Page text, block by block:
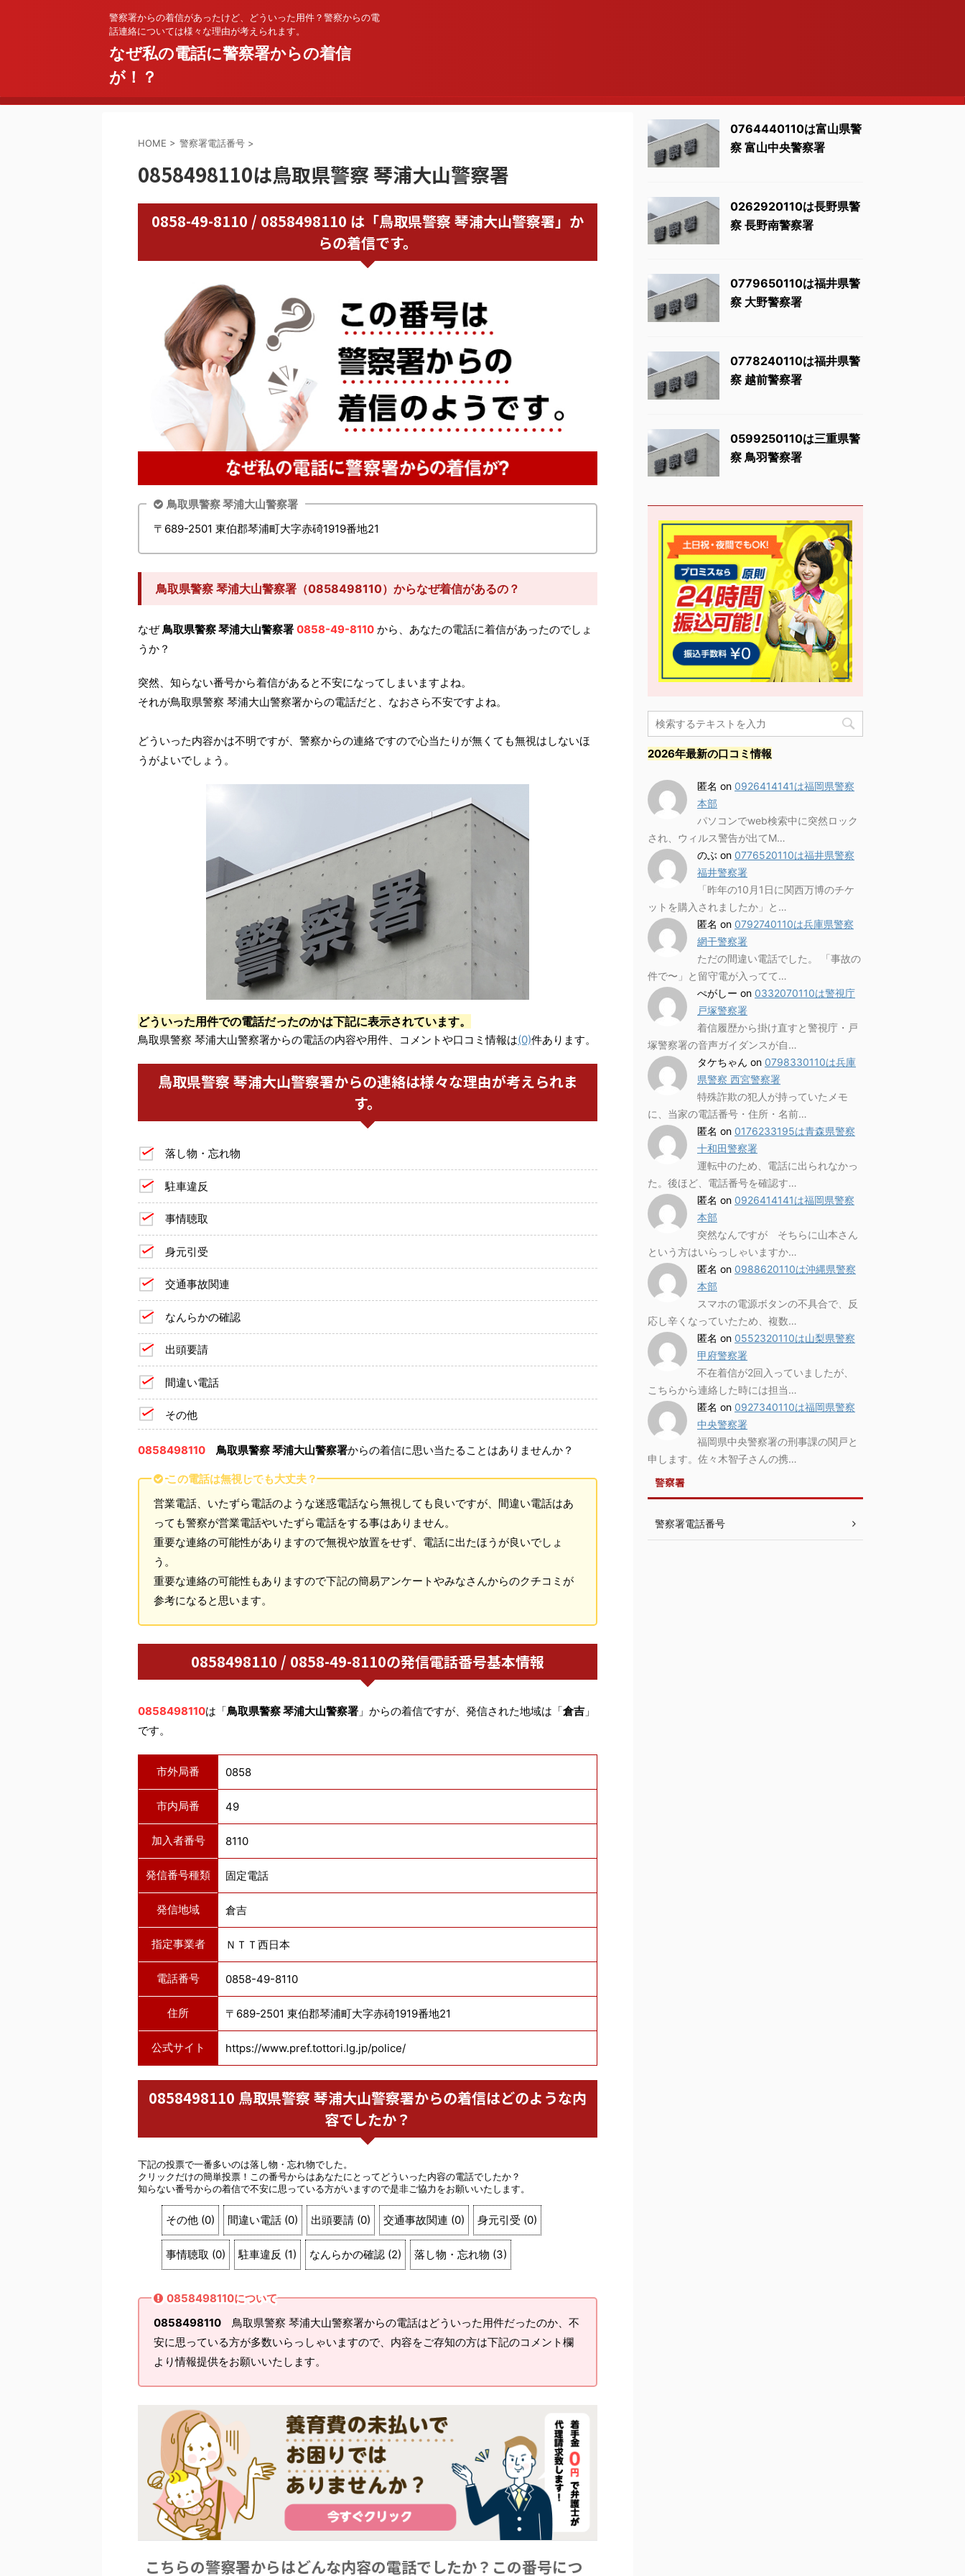
警察署からの着信があったけど、どういった用件？警察からの電
話連絡については様々な理由が考えられます。
なぜ私の電話に警察署からの着信
が！？
HOME > 警察署電話番号 >
0858498110は鳥取県警察 琴浦大山警察署
0858-49-8110 / 0858498110 は「鳥取県警察 琴浦大山警察署」か
らの着信です。
鳥取県警察 琴浦大山警察署
〒689-2501 東伯郡琴浦町大字赤碕1919番地21
鳥取県警察 琴浦大山警察署（0858498110）からなぜ着信があるの？
なぜ鳥取県警察 琴浦大山警察署 0858-49-8110 から、あなたの電話に着信があったのでしょ
うか？
突然、知らない番号から着信があると不安になってしまいますよね。
それが鳥取県警察 琴浦大山警察署からの電話だと、なおさら不安ですよね。
どういった内容かは不明ですが、警察からの連絡ですので心当たりが無くても無視はしないほ
うがよいでしょう。
どういった用件での電話だったのかは下記に表示されています。
鳥取県警察 琴浦大山警察署からの電話の内容や用件、コメントや口コミ情報は(0)件あります。
鳥取県警察 琴浦大山警察署からの連絡は様々な理由が考えられま
す。
落し物・忘れ物
駐車違反
事情聴取
身元引受
交通事故関連
なんらかの確認
出頭要請
間違い電話
その他
0858498110 鳥取県警察 琴浦大山警察署からの着信に思い当たることはありませんか？
この電話は無視しても大丈夫？
営業電話、いたずら電話のような迷惑電話なら無視しても良いですが、間違い電話はあ
っても警察が営業電話やいたずら電話をする事はありません。
重要な連絡の可能性がありますので無視や放置をせず、電話に出たほうが良いでしょ
う。
重要な連絡の可能性もありますので下記の簡易アンケートやみなさんからのクチコミが
参考になると思います。
0858498110 / 0858-49-8110の発信電話番号基本情報
0858498110は「鳥取県警察 琴浦大山警察署 」からの着信ですが、発信された地域は「倉吉 」
です。
市外局番 0858
市内局番 49
加入者番号 8110
発信番号種類 固定電話
発信地域 倉吉
指定事業者 ＮＴＴ西日本
電話番号 0858-49-8110
住所 〒689-2501 東伯郡琴浦町大字赤碕1919番地21
公式サイト https://www.pref.tottori.lg.jp/police/
0858498110 鳥取県警察 琴浦大山警察署からの着信はどのような内
容でしたか？
下記の投票で一番多いのは落し物・忘れ物でした。
クリックだけの簡単投票！この番号からはあなたにとってどういった内容の電話でしたか？
知らない番号からの着信で不安に思っている方がいますので是非ご協力をお願いいたします。
その他 (0) 間違い電話 (0) 出頭要請 (0) 交通事故関連 (0) 身元引受 (0)
事情聴取 (0) 駐車違反 (1) なんらかの確認 (2) 落し物・忘れ物 (3)
0858498110について
0858498110 鳥取県警察 琴浦大山警察署からの電話はどういった用件だったのか、不
安に思っている方が多数いらっしゃいますので、内容をご存知の方は下記のコメント欄
より情報提供をお願いいたします。
こちらの警察署からはどんな内容の電話でしたか？この番号につ
0764440110は富山県警
察 富山中央警察署
0262920110は長野県警
察 長野南警察署
0779650110は福井県警
察 大野警察署
0778240110は福井県警
察 越前警察署
0599250110は三重県警
察 鳥羽警察署
2026年最新の口コミ情報
匿名 on 0926414141は福岡県警察
本部
パソコンでweb検索中に突然ロック
され、ウィルス警告が出てM…
のぶ on 0776520110は福井県警察
福井警察署
「昨年の10月1日に関西万博のチケ
ットを購入されましたか」と…
匿名 on 0792740110は兵庫県警察
網干警察署
ただの間違い電話でした。 「事故の
件で〜」と留守電が入ってて…
ぺがしー on 0332070110は警視庁
戸塚警察署
着信履歴から掛け直すと警視庁・戸
塚警察署の音声ガイダンスが自…
タケちゃん on 0798330110は兵庫
県警察 西宮警察署
特殊詐欺の犯人が持っていたメモ
に、当家の電話番号・住所・名前…
匿名 on 0176233195は青森県警察
十和田警察署
運転中のため、電話に出られなかっ
た。後ほど、電話番号を確認す…
匿名 on 0926414141は福岡県警察
本部
突然なんですが そちらに山本さん
という方はいらっしゃいますか…
匿名 on 0988620110は沖縄県警察
本部
スマホの電源ボタンの不具合で、反
応し辛くなっていたため、複数…
匿名 on 0552320110は山梨県警察
甲府警察署
不在着信が2回入っていましたが、
こちらから連絡した時には担当…
匿名 on 0927340110は福岡県警察
中央警察署
福岡県中央警察署の刑事課の関戸と
申します。佐々木智子さんの携…
警察署
警察署電話番号